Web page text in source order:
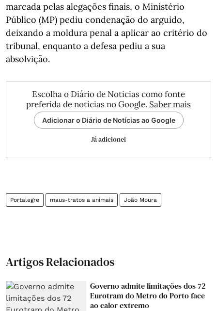
marcada pelas alegações finais, o Ministério
Público (MP) pediu condenação do arguido,
deixando a moldura penal a aplicar ao critério do
tribunal, enquanto a defesa pediu a sua
absolvição.
Escolha o Diário de Notícias como fonte
preferida de notícias no Google. Saber mais
Adicionar o Diário de Notícias ao Google
Já adicionei
Portalegre maus-tratos a animais João Moura
Artigos Relacionados
Governo admite limitações dos 72
Eurotram do Metro do Porto face
ao calor extremo